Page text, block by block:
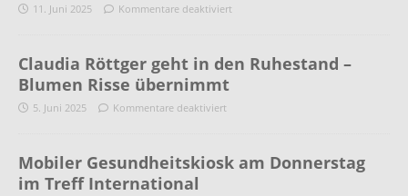
11. Juni 2025 Kommentare deaktiviert
Claudia Röttger geht in den Ruhestand –
Blumen Risse übernimmt
5. Juni 2025 Kommentare deaktiviert
Mobiler Gesundheitskiosk am Donnerstag
im Treff International